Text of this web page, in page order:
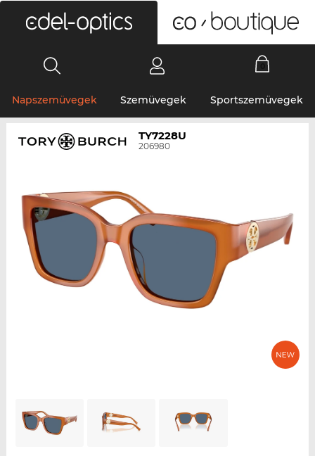
Napszemüvegek Szemüvegek Sportszemüvegek
TY7228U
206980